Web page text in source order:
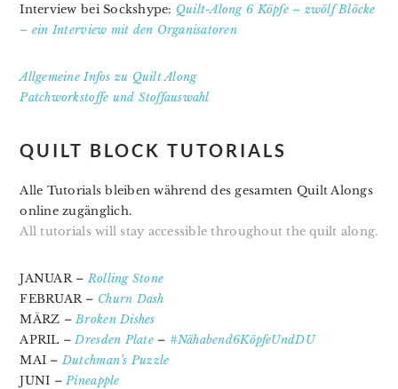
Interview bei Sockshype: Quilt-Along 6 Köpfe – zwölf Blöcke
– ein Interview mit den Organisatoren
Allgemeine Infos zu Quilt Along
Patchworkstoffe und Stoffauswahl
QUILT BLOCK TUTORIALS
Alle Tutorials bleiben während des gesamten Quilt Alongs
online zugänglich.
All tutorials will stay accessible throughout the quilt along.
JANUAR – Rolling Stone
FEBRUAR – Churn Dash
MÄRZ –Broken Dishes
APRIL –Dresden Plate– #Nähabend6KöpfeUndDU
MAI –Dutchman’s Puzzle
JUNI –Pineapple